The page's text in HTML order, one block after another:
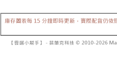
2.透過簡訊連結打開帳單後，可選擇「
帳／街口支付／iPASS MONEY」等通
【注意事項】
結帳頁面，進行簡訊認證並確認金額後
３．收到繳費通知簡訊後14天內，點擊
ATM／網路銀行／等多元方式進行付款
付款後全家取貨